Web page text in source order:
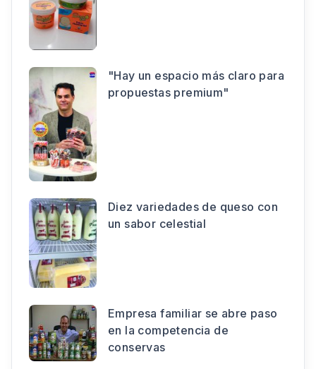
"Hay un espacio más claro para
propuestas premium"
Diez variedades de queso con
un sabor celestial
Empresa familiar se abre paso
en la competencia de
conservas